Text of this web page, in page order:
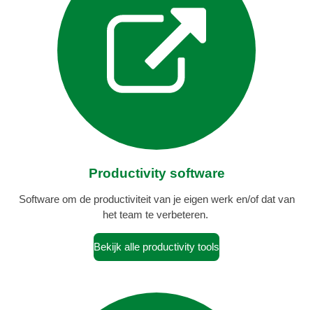
Productivity software
Software om de productiviteit van je eigen werk en/of dat van
het team te verbeteren.
Bekijk alle productivity tools